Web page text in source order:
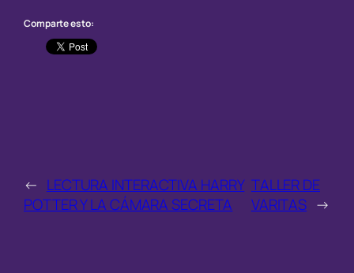
Comparte esto:
← LECTURA INTERACTIVA HARRY
POTTER Y LA CÁMARA SECRETA
TALLER DE
VARITAS →